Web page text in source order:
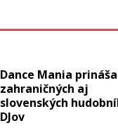
Dance Mania prináša
zahraničných aj
slovenských
DJov